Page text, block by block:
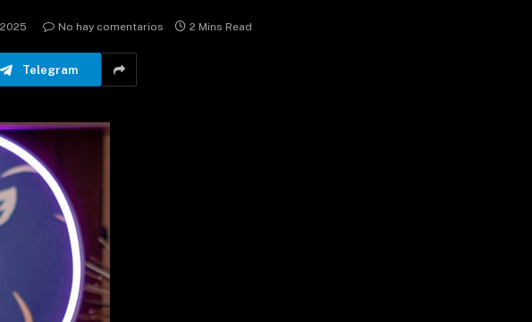
No hay comentarios 2 Mins Read
Telegram